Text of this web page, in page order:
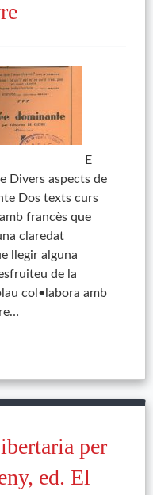
E
Divers aspects de
Dos texts curs
francès que
claredat
llegir alguna
de la
col•labora amb
per
ed. El